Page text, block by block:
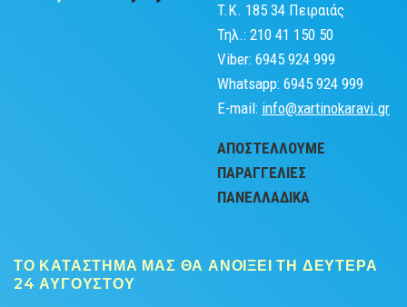
T.K. 185 34 Πειραιάς
Τηλ.: 210 41 150 50
Viber: 6945 924 999
Whatsapp: 6945 924 999
Ε-mail: info@xartinokaravi.gr
ΑΠΟΣΤΕΛΛΟΥΜΕ
ΠΑΡΑΓΓΕΛΙΕΣ
ΠΑΝΕΛΛΑΔΙΚA
ΤΟ ΚΑΤΑΣΤΗΜΑ ΜΑΣ ΘΑ ΑΝΟΙΞΕΙ ΤΗ ΔΕΥΤΕΡΑ
24 ΑΥΓΟΥΣΤΟΥ